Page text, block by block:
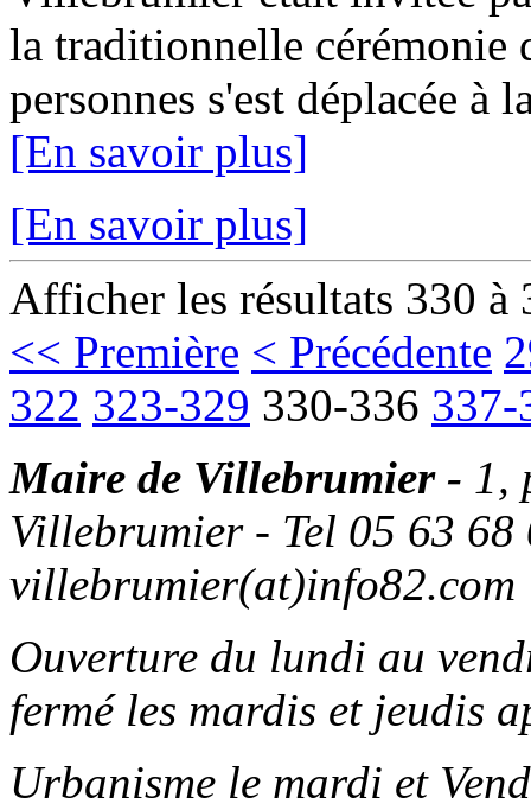
la traditionnelle cérémonie
personnes s'est déplacée à
[En savoir plus]
[En savoir plus]
Afficher les résultats 330 à
<< Première < Précédente
322 323-329 330-336 337-
Maire de Villebrumier - 1,
Villebrumier - Tel 05 63
villebrumier(at)info82.com
Ouverture du lundi au
fermé les mardis et jeudis
Urbanisme le mardi et